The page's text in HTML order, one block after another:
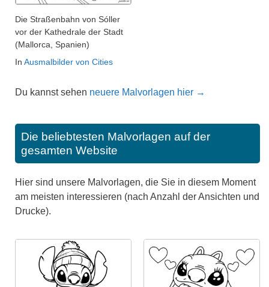
Die Straßenbahn von Sóller
vor der Kathedrale der Stadt
(Mallorca, Spanien)
In Ausmalbilder von Cities
Du kannst sehen neuere Malvorlagen hier →
Die beliebtesten Malvorlagen auf der
gesamten Website
Hier sind unsere Malvorlagen, die Sie in diesem Moment
am meisten interessieren (nach Anzahl der Ansichten und
Drucke).